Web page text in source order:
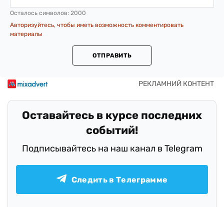
Осталось символов: 2000
Авторизуйтесь, чтобы иметь возможность комментировать
материалы
ОТПРАВИТЬ
Оставайтесь в курсе последних
событий!
Подписывайтесь на наш канал в Telegram
Следить в Телеграмме